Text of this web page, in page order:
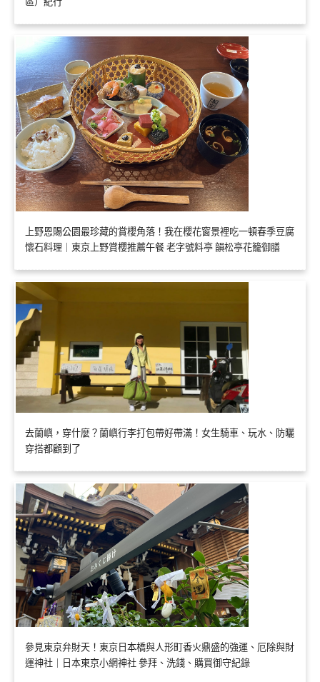
上野恩賜公園最珍藏的賞櫻角落！我在櫻花窗景裡吃一頓春季豆腐
懷石料理｜東京上野賞櫻推薦午餐 老字號料亭 韻松亭花籠御膳
去蘭嶼，穿什麼？蘭嶼行李打包帶好帶滿！女生騎車、玩水、防曬
穿搭都顧到了
參見東京弁財天！東京日本橋與人形町香火鼎盛的強運、厄除與財
運神社｜日本東京小網神社 參拜、洗錢、購買御守紀錄